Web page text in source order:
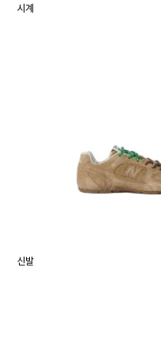
시계
신발